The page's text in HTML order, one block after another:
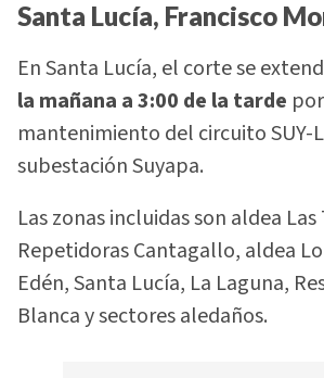
Santa Lucía, Francisco
En Santa Lucía, el corte se
la mañana a 3:00 de la tarde
mantenimiento del circuito SUY-
subestación Suyapa.
Las zonas incluidas son aldea
Repetidoras Cantagallo, aldea
Edén, Santa Lucía, La Laguna,
Blanca y sectores aledaños.